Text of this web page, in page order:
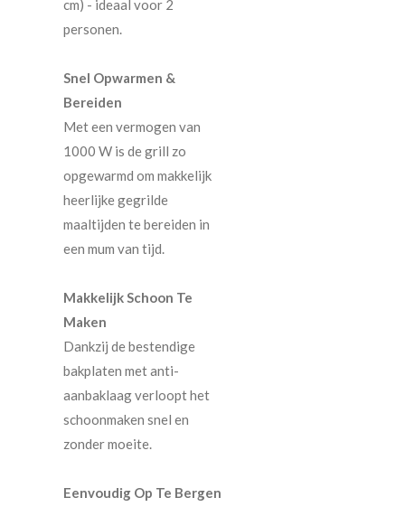
cm) - ideaal voor 2
personen.
Snel Opwarmen &
Bereiden
Met een vermogen van
1000 W is de grill zo
opgewarmd om makkelijk
heerlijke gegrilde
maaltijden te bereiden in
een mum van tijd.
Makkelijk Schoon Te
Maken
Dankzij de bestendige
bakplaten met anti-
aanbaklaag verloopt het
schoonmaken snel en
zonder moeite.
Eenvoudig Op Te Bergen